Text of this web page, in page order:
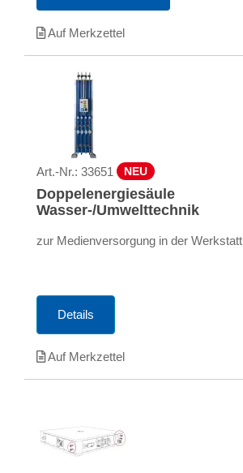
Auf Merkzettel
Art.-Nr.: 33651 NEU
Doppelenergiesäule
Wasser-/Umwelttechnik
zur Medienversorgung in der Werkstatt
Details
Auf Merkzettel